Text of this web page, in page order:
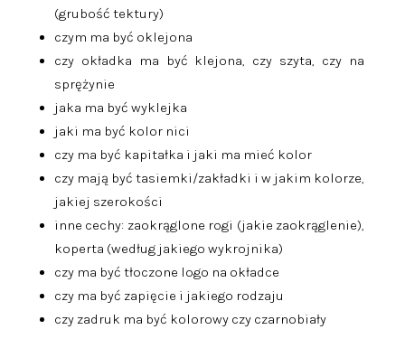
(grubość tektury)
czym ma być oklejona
czy okładka ma być klejona, czy szyta, czy na
sprężynie
jaka ma być wyklejka
jaki ma być kolor nici
czy ma być kapitałka i jaki ma mieć kolor
czy mają być tasiemki/zakładki i w jakim kolorze,
jakiej szerokości
inne cechy: zaokrąglone rogi (jakie zaokrąglenie),
koperta (według jakiego wykrojnika)
czy ma być tłoczone logo na okładce
czy ma być zapięcie i jakiego rodzaju
czy zadruk ma być kolorowy czy czarnobiały